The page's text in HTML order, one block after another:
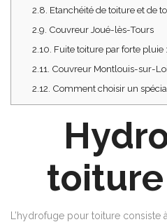
2.8. Etanchéité de toiture et de
2.9. Couvreur Joué-lès-Tours
2.10. Fuite toiture par forte pluie
2.11. Couvreur Montlouis-sur-
2.12. Comment choisir un
toiture
L’hydrofuge pour toiture